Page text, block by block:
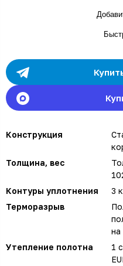
Конструкция
Толщина, вес
Контуры уплотнения
3
Терморазрыв
на
Утепление полотна
1